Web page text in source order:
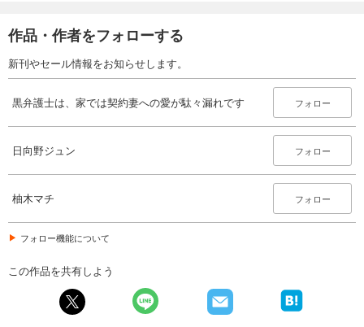
作品・作者をフォローする
新刊やセール情報をお知らせします。
黒弁護士は、家では契約妻への愛が駄々漏れです フォロー
日向野ジュン フォロー
柚木マチ フォロー
フォロー機能について
この作品を共有しよう